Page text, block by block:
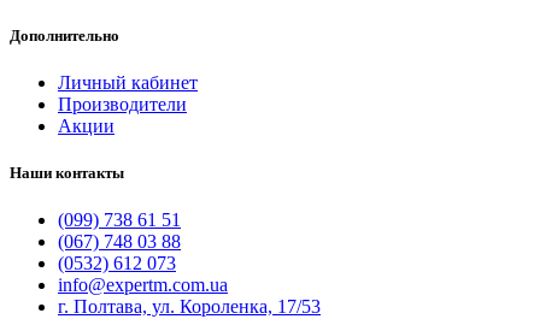
Дополнительно
Личный кабинет
Производители
Акции
Наши контакты
(099) 738 61 51
(067) 748 03 88
(0532) 612 073
info@expertm.com.ua
г. Полтава, ул. Короленка, 17/53